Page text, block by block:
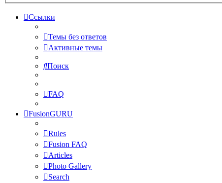
Ссылки
Темы без ответов
Активные темы
Поиск
FAQ
FusionGURU
Rules
Fusion FAQ
Articles
Photo Gallery
Search